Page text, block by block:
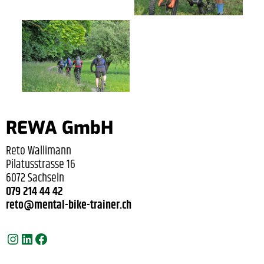
REWA GmbH
Reto Wallimann
Pilatusstrasse 16
6072 Sachseln
079 214 44 42
reto@mental-bike-trainer.ch
Instagram
LinkedIn
Facebook